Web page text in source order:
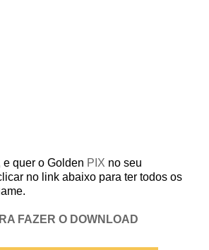
quer o Golden PIX no seu
no link abaixo para ter todos os
FAZER O DOWNLOAD